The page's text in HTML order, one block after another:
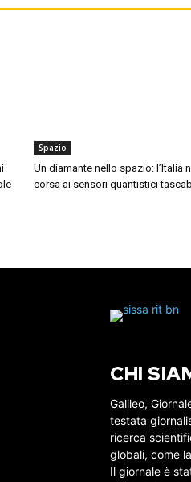
Spazio
Un diamante nello spazio: l’Italia
corsa ai sensori quantistici
CHI
Galileo,
testata
ricerca
globali, come
Il giornale è